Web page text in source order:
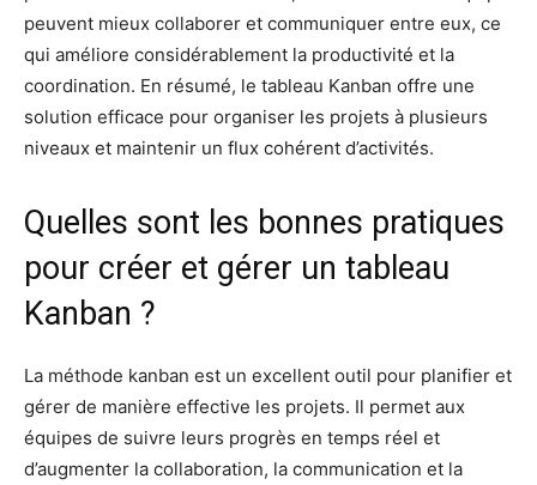
peuvent mieux collaborer et communiquer entre eux, ce
qui améliore considérablement la productivité et la
coordination. En résumé, le tableau Kanban offre une
solution efficace pour organiser les projets à plusieurs
niveaux et maintenir un flux cohérent d’activités.
Quelles sont les bonnes pratiques
pour créer et gérer un tableau
Kanban ?
La méthode kanban est un excellent outil pour planifier et
gérer de manière effective les projets. Il permet aux
équipes de suivre leurs progrès en temps réel et
d’augmenter la collaboration, la communication et la